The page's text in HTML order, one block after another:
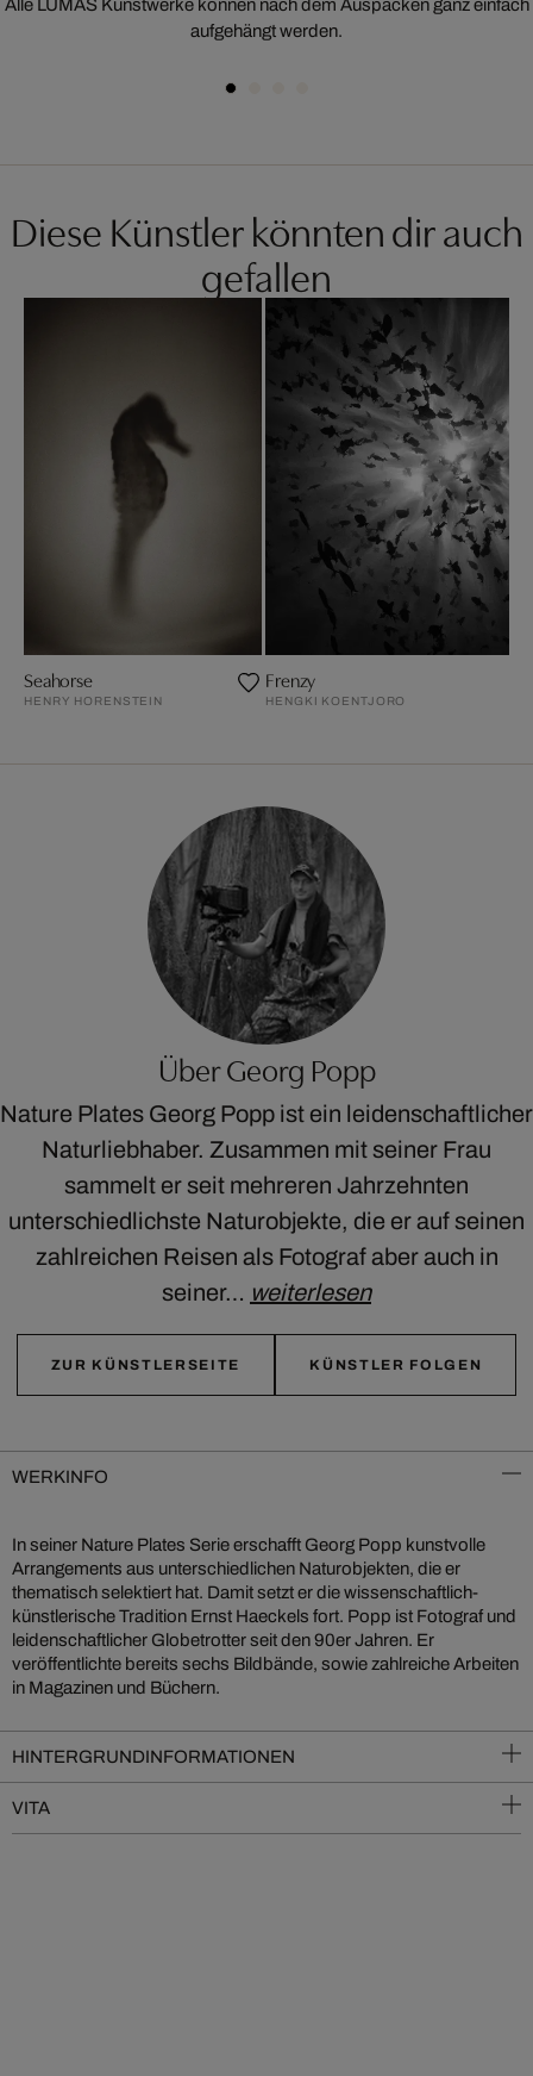
Alle LUMAS Kunstwerke können nach dem Auspacken ganz einfach
aufgehängt werden.
Diese Künstler könnten dir auch
gefallen
Seahorse
HENRY HORENSTEIN
Frenzy
HENGKI KOENTJORO
Über Georg Popp
Nature Plates Georg Popp ist ein leidenschaftlicher
Naturliebhaber. Zusammen mit seiner Frau
sammelt er seit mehreren Jahrzehnten
unterschiedlichste Naturobjekte, die er auf seinen
zahlreichen Reisen als Fotograf aber auch in
seiner… weiterlesen
ZUR KÜNSTLERSEITE KÜNSTLER FOLGEN
WERKINFO
In seiner Nature Plates Serie erschafft Georg Popp kunstvolle
Arrangements aus unterschiedlichen Naturobjekten, die er
thematisch selektiert hat. Damit setzt er die wissenschaftlich-
künstlerische Tradition Ernst Haeckels fort. Popp ist Fotograf und
leidenschaftlicher Globetrotter seit den 90er Jahren. Er
veröffentlichte bereits sechs Bildbände, sowie zahlreiche Arbeiten
in Magazinen und Büchern.
HINTERGRUNDINFORMATIONEN
VITA